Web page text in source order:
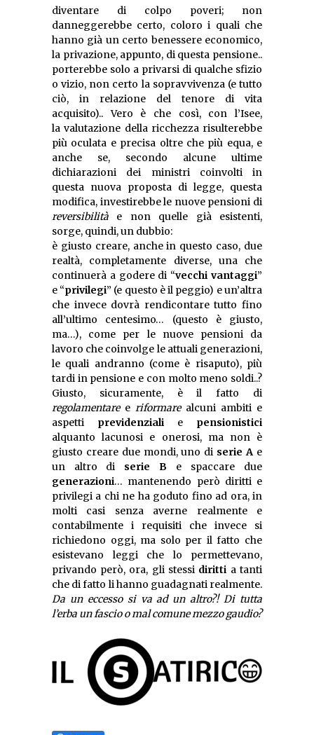
diventare di colpo poveri; non
danneggerebbe certo, coloro i quali che
hanno già un certo benessere economico,
la privazione, appunto, di questa pensione..
porterebbe solo a privarsi di qualche sfizio
o vizio, non certo la sopravvivenza (e tutto
ciò, in relazione del tenore di vita
acquisito).. Vero è che così, con l’Isee,
la valutazione della ricchezza risulterebbe
più oculata e precisa oltre che più equa, e
anche se, secondo alcune ultime
dichiarazioni dei ministri coinvolti in
questa nuova proposta di legge, questa
modifica, investirebbe le nuove pensioni di
reversibilità e non quelle già esistenti,
sorge, quindi, un dubbio:
è giusto creare, anche in questo caso, due
realtà, completamente diverse, una che
continuerà a godere di “vecchi vantaggi”
e “privilegi” (e questo è il peggio) e un’altra
che invece dovrà rendicontare tutto fino
all’ultimo centesimo… (questo è giusto,
ma…), come per le nuove pensioni da
lavoro che coinvolge le attuali generazioni,
le quali andranno (come è risaputo), più
tardi in pensione e con molto meno soldi..?
Giusto, sicuramente, è il fatto di
regolamentaree riformarealcuni ambiti e
aspetti previdenziali e pensionistici
alquanto lacunosi e onerosi, ma non è
giusto creare due mondi, uno di serie A e
un altro di serie B e spaccare due
generazioni… mantenendo però diritti e
privilegi a chi ne ha goduto fino ad ora, in
molti casi senza averne realmente e
contabilmente i requisiti che invece si
richiedono oggi, ma solo per il fatto che
esistevano leggi che lo permettevano,
privando però, ora, gli stessi diritti a tanti
che di fatto li hanno guadagnati realmente.
Da un eccesso si va ad un altro?! Di tutta
l’erba un fascio o mal comune mezzo gaudio?